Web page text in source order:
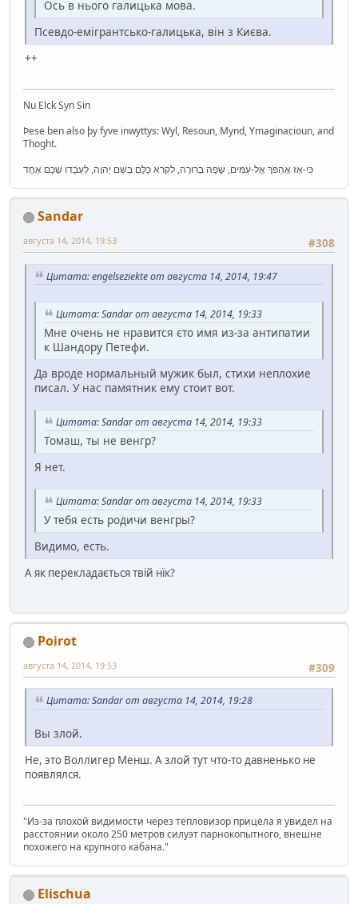
Ось в нього галицька мова.
Псевдо-емігрантсько-галицька, він з Києва.
++
Nu Elck Syn Sin
Þese ben also þy fyve inwyttys: Wyl, Resoun, Mynd, Ymaginacioun, and
Thoght.
כִּי-אָז אֶהְפֹּךְ אֶל-עַמִּים, שָׂפָה בְרוּרָה, לִקְרֹא כֻלָּם בְּשֵׁם יְהוָה, לְעָבְדוֹ שְׁכֶם אֶחָד
Sandar
#308
августа 14, 2014, 19:53
Цитата: engelseziekte от августа 14, 2014, 19:47
Цитата: Sandar от августа 14, 2014, 19:33
Мне очень не нравится єто имя из-за антипатии
к Шандору Петефи.
Да вроде нормальный мужик был, стихи неплохие
писал. У нас памятник ему стоит вот.
Цитата: Sandar от августа 14, 2014, 19:33
Томаш, ты не венгр?
Я нет.
Цитата: Sandar от августа 14, 2014, 19:33
У тебя есть родичи венгры?
Видимо, есть.
А як перекладається твій нїк?
Poirot
#309
августа 14, 2014, 19:53
Цитата: Sandar от августа 14, 2014, 19:28
Вы злой.
Не, это Воллигер Менш. А злой тут что-то давненько не
появлялся.
"Из-за плохой видимости через тепловизор прицела я увидел на
расстоянии около 250 метров силуэт парнокопытного, внешне
похожего на крупного кабана."
Elischua